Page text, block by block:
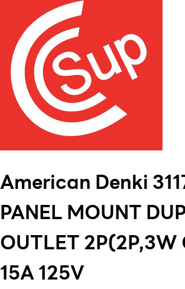
American Denki
PANEL MOUNT
OUTLET 2P(2P,3W
15A 125V